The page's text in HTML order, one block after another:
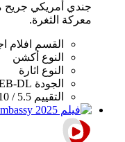
جندي أمريكي جريح
معركة الثغرة.
القسم
افلام
النوع أكشن
النوع اثارة
الجودة DL
التقييم 5.5 / 10